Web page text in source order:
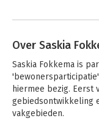
Over Saskia
Saskia Fokkema is
hiermee bezig. Eerst
gebiedsontwikkeling
vakgebieden.